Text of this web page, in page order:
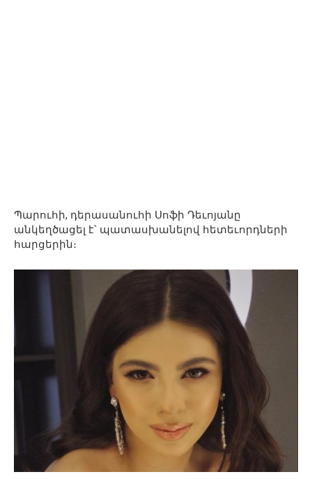
Պարուհի, դերասանուհի Սոֆի Դեւոյանը
անկեղծացել է՝ պատասխանելով հետեւորդների
հարցերին։